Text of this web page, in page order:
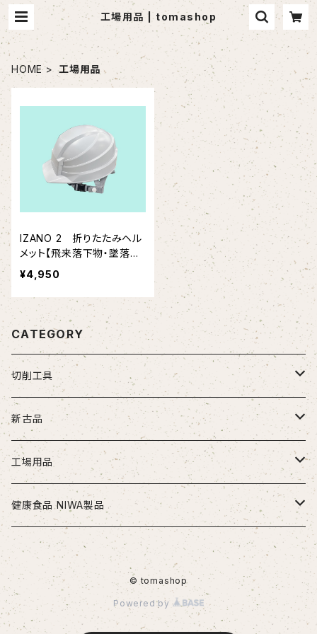
工場用品 | tomashop
HOME 工場用品
IZANO 2 折りたたみヘル
メット【飛来落下物・墜落時
保護兼用】（DICプラスチッ
ク）
¥4,950
CATEGORY
切削工具
ドリル
ソリッドドリル（超硬/ハイス/他）
段付きドリル・座繰りドリル
ヘッド交換式ドリル
ヘッド交換式ドリル用ホルダ
刃先交換式ドリル用チップ
エンドミル
超硬エンドミル
ハイスエンドミル
タップ
ハンドタップ
スパイラルタップ
ポイントタップ
リーマ
ストレートリーマ・ハンドリーマ
スパイラルリーマ・ヘリカルリーマ
チップ
外径用・内径用チップ
新古品
お得セット品
切削工具
エンドミル
タップ
配管部品
治具
コレット
工場用品
安全・保護用品
ヘルメット
健康食品 NIWA製品
ニワメイツ21 [送料無料]
ニワAOAFスペシャル[送料無料]
© tomashop
Powered by